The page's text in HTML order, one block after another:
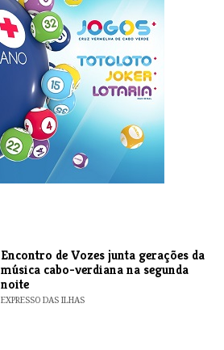
Encontro de Vozes junta gerações da
música cabo-verdiana na segunda
noite
EXPRESSO DAS ILHAS